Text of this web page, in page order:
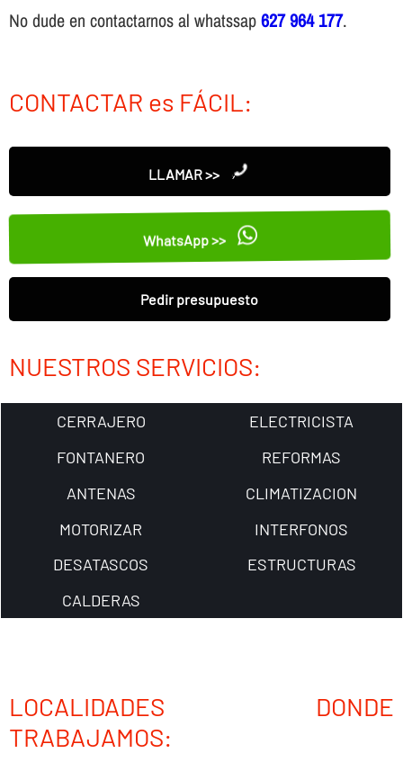
No dude en contactarnos al whatssap627 964 177.
CONTACTAR es FÁCIL:
LLAMAR >>
WhatsApp >>
Pedir presupuesto
NUESTROS SERVICIOS:
CERRAJERO
ELECTRICISTA
FONTANERO
REFORMAS
ANTENAS
CLIMATIZACION
MOTORIZAR
INTERFONOS
DESATASCOS
ESTRUCTURAS
CALDERAS
LOCALIDADES DONDE
TRABAJAMOS: